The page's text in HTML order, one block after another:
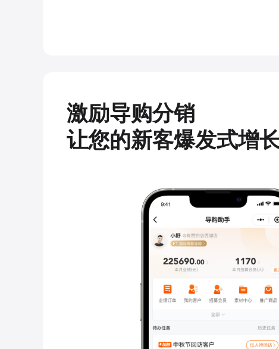
激励导购分销
让您的新客爆发式增